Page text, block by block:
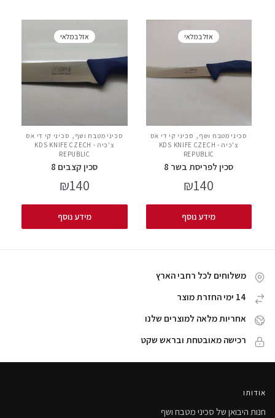
אזל במלאי
סכיני מטבח ושף , סכיני קי די אס
צ'כיה - KDS KNIFE CZECH
REPUBLIC
סכין לפריסת בשר 8
₪140
מידע נוסף
אזל במלאי
סכיני מטבח ושף , סכיני קי די אס
צ'כיה - KDS KNIFE CZECH
REPUBLIC
סכין קצבים 8
₪140
מידע נוסף
משלוחים לכל רחבי הארץ
14 ימי החזרת מוצר
אחריות מלאה למוצרים שלנו
רכישה מאובטחת ובראש שקט
אודותו
חנות היבואן של סכיני מטבח ושף